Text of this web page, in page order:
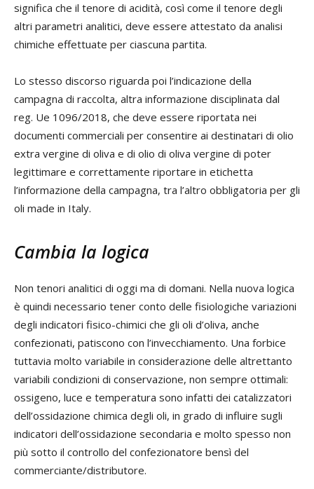
significa che il tenore di acidità, così come il tenore degli
altri parametri analitici, deve essere attestato da analisi
chimiche effettuate per ciascuna partita.
Lo stesso discorso riguarda poi l’indicazione della
campagna di raccolta, altra informazione disciplinata dal
reg. Ue 1096/2018, che deve essere riportata nei
documenti commerciali per consentire ai destinatari di olio
extra vergine di oliva e di olio di oliva vergine di poter
legittimare e correttamente riportare in etichetta
l’informazione della campagna, tra l’altro obbligatoria per gli
oli made in Italy.
Cambia la logica
Non tenori analitici di oggi ma di domani. Nella nuova logica
è quindi necessario tener conto delle fisiologiche variazioni
degli indicatori fisico-chimici che gli oli d’oliva, anche
confezionati, patiscono con l’invecchiamento. Una forbice
tuttavia molto variabile in considerazione delle altrettanto
variabili condizioni di conservazione, non sempre ottimali:
ossigeno, luce e temperatura sono infatti dei catalizzatori
dell’ossidazione chimica degli oli, in grado di influire sugli
indicatori dell’ossidazione secondaria e molto spesso non
più sotto il controllo del confezionatore bensì del
commerciante/distributore.